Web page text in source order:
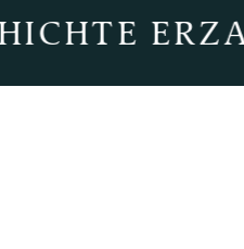
ERZÄHLT-